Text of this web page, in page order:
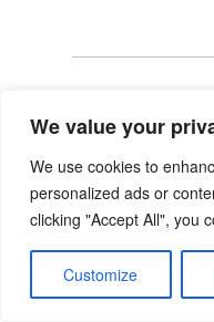
We value your
We use cookies to
personalized ads or
clicking "Accept All", you
Customize
All rights
Einen Moment